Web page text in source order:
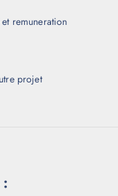
remuneration
projet